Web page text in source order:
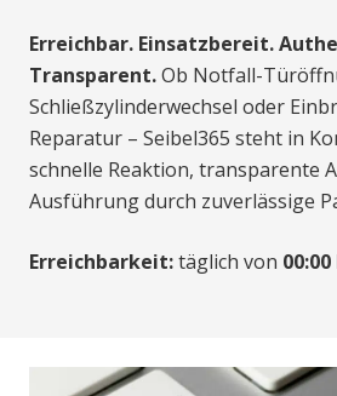
Erreichbar. Einsatzbereit.
Transparent.Ob Notfall-
Schließzylinderwechsel oder
Reparatur – Seibel365 steht in
schnelle Reaktion, transparente
Ausführung durch zuverlässige
Erreichbarkeit:täglich von